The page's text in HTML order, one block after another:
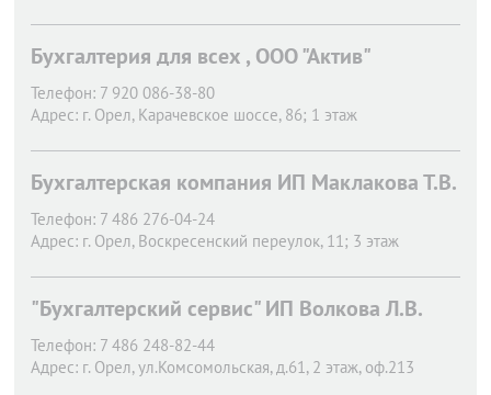
Бухгалтерия для всех , ООО "Актив"
Телефон: 7 920 086-38-80
Адрес: г. Орел, Карачевское шоссе, 86; 1 этаж
Бухгалтерская компания ИП Маклакова Т.В.
Телефон: 7 486 276-04-24
Адрес: г. Орел, Воскресенский переулок, 11; 3 этаж
"Бухгалтерский сервис" ИП Волкова Л.В.
Телефон: 7 486 248-82-44
Адрес: г. Орел, ул.Комсомольская, д.61, 2 этаж, оф.213